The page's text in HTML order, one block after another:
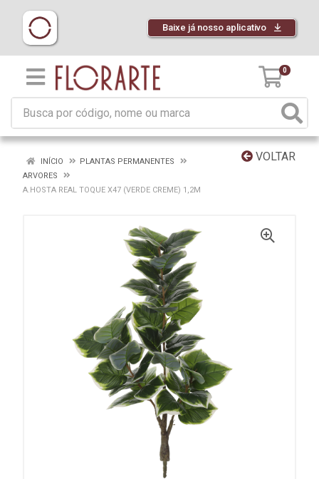
Baixe já nosso aplicativo
0
VOLTAR
INÍCIO
PLANTAS PERMANENTES
ARVORES
A.HOSTA REAL TOQUE X47 (VERDE CREME) 1,2M